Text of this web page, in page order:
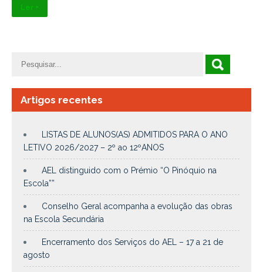
Ler +
Artigos recentes
LISTAS DE ALUNOS(AS) ADMITIDOS PARA O ANO
LETIVO 2026/2027 – 2º ao 12ºANOS
AEL distinguido com o Prémio “O Pinóquio na
Escola””
Conselho Geral acompanha a evolução das obras
na Escola Secundária
Encerramento dos Serviços do AEL – 17 a 21 de
agosto